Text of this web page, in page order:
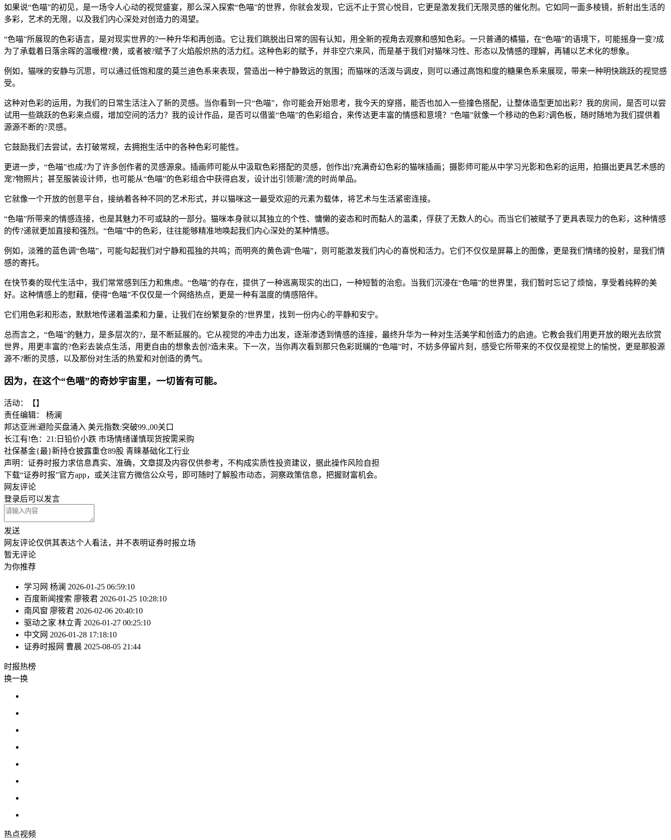
如果说“色喵”的初见，是一场令人心动的视觉盛宴，那么深入探索“色喵”的世界，你就会发现，它远不止于赏心悦目，它更是激发我们无限灵感的催化剂。它如同一面多棱镜，折射出生活的
多彩，艺术的无限，以及我们内心深处对创造力的渴望。
“色喵”所展现的色彩语言，是对现实世界的?一种升华和再创造。它让我们跳脱出日常的固有认知，用全新的视角去观察和感知色彩。一只普通的橘猫，在“色喵”的语境下，可能摇身一变?成
为了承载着日落余晖的温暖橙?黄，或者被?赋予了火焰般炽热的活力红。这种色彩的赋予，并非空穴来风，而是基于我们对猫咪习性、形态以及情感的理解，再辅以艺术化的想象。
例如，猫咪的安静与沉思，可以通过低饱和度的莫兰迪色系来表现，营造出一种宁静致远的氛围；而猫咪的活泼与调皮，则可以通过高饱和度的糖果色系来展现，带来一种明快跳跃的视觉感
受。
这种对色彩的运用，为我们的日常生活注入了新的灵感。当你看到一只“色喵”，你可能会开始思考，我今天的穿搭，能否也加入一些撞色搭配，让整体造型更加出彩？我的房间，是否可以尝
试用一些跳跃的色彩来点缀，增加空间的活力？我的设计作品，是否可以借鉴“色喵”的色彩组合，来传达更丰富的情感和意境？“色喵”就像一个移动的色彩?调色板，随时随地为我们提供着
源源不断的?灵感。
它鼓励我们去尝试，去打破常规，去拥抱生活中的各种色彩可能性。
更进一步，“色喵”也成?为了许多创作者的灵感源泉。插画师可能从中汲取色彩搭配的灵感，创作出?充满奇幻色彩的猫咪插画；摄影师可能从中学习光影和色彩的运用，拍摄出更具艺术感的
宠?物照片；甚至服装设计师，也可能从“色喵”的色彩组合中获得启发，设计出引领潮?流的时尚单品。
它就像一个开放的创意平台，接纳着各种不同的艺术形式，并以猫咪这一最受欢迎的元素为载体，将艺术与生活紧密连接。
“色喵”所带来的情感连接，也是其魅力不可或缺的一部分。猫咪本身就以其独立的个性、慵懒的姿态和时而黏人的温柔，俘获了无数人的心。而当它们被赋予了更具表现力的色彩，这种情感
的传?递就更加直接和强烈。“色喵”中的色彩，往往能够精准地唤起我们内心深处的某种情感。
例如，淡雅的蓝色调“色喵”，可能勾起我们对宁静和孤独的共鸣；而明亮的黄色调“色喵”，则可能激发我们内心的喜悦和活力。它们不仅仅是屏幕上的图像，更是我们情绪的投射，是我们情
感的寄托。
在快节奏的现代生活中，我们常常感到压力和焦虑。“色喵”的存在，提供了一种逃离现实的出口，一种短暂的治愈。当我们沉浸在“色喵”的世界里，我们暂时忘记了烦恼，享受着纯粹的美
好。这种情感上的慰藉，使得“色喵”不仅仅是一个网络热点，更是一种有温度的情感陪伴。
它们用色彩和形态，默默地传递着温柔和力量，让我们在纷繁复杂的?世界里，找到一份内心的平静和安宁。
总而言之，“色喵”的魅力，是多层次的?，是不断延展的。它从视觉的冲击力出发，逐渐渗透到情感的连接，最终升华为一种对生活美学和创造力的启迪。它教会我们用更开放的眼光去欣赏
世界，用更丰富的?色彩去装点生活，用更自由的想象去创?造未来。下一次，当你再次看到那只色彩斑斓的“色喵”时，不妨多停留片刻，感受它所带来的不仅仅是视觉上的愉悦，更是那股源
源不?断的灵感，以及那份对生活的热爱和对创造的勇气。
因为，在这个“色喵”的奇妙宇宙里，一切皆有可能。
活动：【】
责任编辑： 杨澜
邦达亚洲:避险买盘涌入 美元指数:突破99.,00关口
长江有!色：21:日铅价小跌 市场情绪谨慎现货按需采购
社保基金{最}新持仓披露重仓89股 青睐基础化工行业
声明：证券时报力求信息真实、准确，文章提及内容仅供参考，不构成实质性投资建议，据此操作风险自担
下载“证券时报”官方app，或关注官方微信公众号，即可随时了解股市动态，洞察政策信息，把握财富机会。
网友评论
登录后可以发言
发送
网友评论仅供其表达个人看法，并不表明证券时报立场
暂无评论
为你推荐
学习网 杨澜 2026-01-25 06:59:10
百度新闻搜索 廖筱君 2026-01-25 10:28:10
南风窗 廖筱君 2026-02-06 20:40:10
驱动之家 林立青 2026-01-27 00:25:10
中文网 2026-01-28 17:18:10
证券时报网 曹晨 2025-08-05 21:44
时报热榜
换一换
热点视频